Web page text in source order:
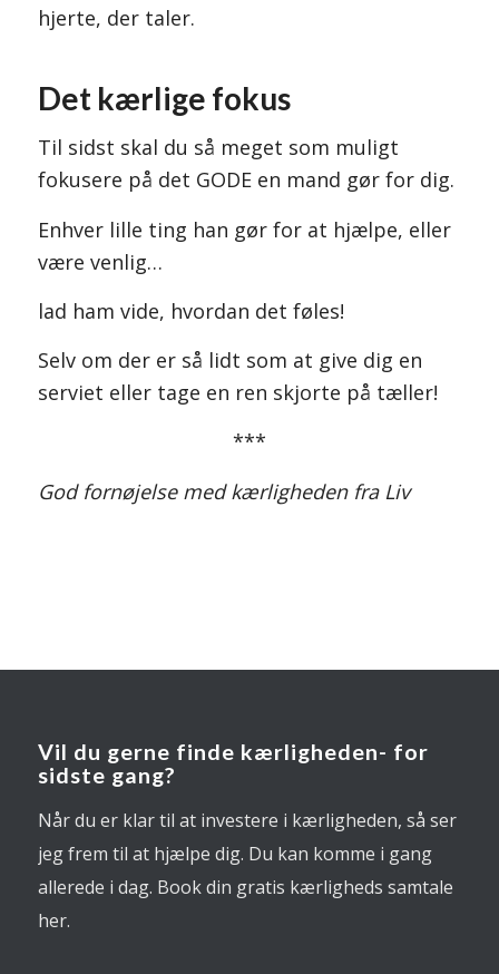
hjerte, der taler.
Det kærlige fokus
Til sidst skal du så meget som muligt
fokusere på det GODE en mand gør for dig.
Enhver lille ting han gør for at hjælpe, eller
være venlig…
lad ham vide, hvordan det føles!
Selv om der er så lidt som at give dig en
serviet eller tage en ren skjorte på tæller!
***
God fornøjelse med kærligheden fra Liv
Vil du gerne finde kærligheden- for
sidste gang?
Når du er klar til at investere i kærligheden, så ser
jeg frem til at hjælpe dig. Du kan komme i gang
allerede i dag. Book din gratis kærligheds samtale
her.